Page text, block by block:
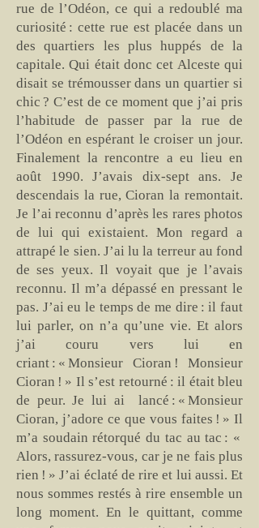
rue de l’Odéon, ce qui a redoublé ma
curiosité : cette rue est placée dans un
des quartiers les plus huppés de la
capitale. Qui était donc cet Alceste qui
disait se trémousser dans un quartier si
chic ? C’est de ce moment que j’ai pris
l’habitude de passer par la rue de
l’Odéon en espérant le croiser un jour.
Finalement la rencontre a eu lieu en
août 1990. J’avais dix-sept ans. Je
descendais la rue, Cioran la remontait.
Je l’ai reconnu d’après les rares photos
de lui qui existaient. Mon regard a
attrapé le sien. J’ai lu la terreur au fond
de ses yeux. Il voyait que je l’avais
reconnu. Il m’a dépassé en pressant le
pas. J’ai eu le temps de me dire : il faut
lui parler, on n’a qu’une vie. Et alors
j’ai couru vers lui en
criant : « Monsieur Cioran ! Monsieur
Cioran ! » Il s’est retourné : il était bleu
de peur. Je lui ai lancé : « Monsieur
Cioran, j’adore ce que vous faites ! » Il
m’a soudain rétorqué du tac au tac : «
Alors, rassurez-vous, car je ne fais plus
rien ! » J’ai éclaté de rire et lui aussi. Et
nous sommes restés à rire ensemble un
long moment. En le quittant, comme